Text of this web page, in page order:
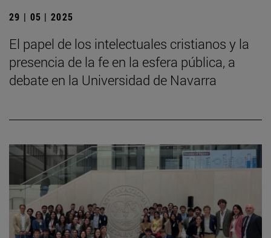
29 | 05 | 2025
El papel de los intelectuales cristianos y la
presencia de la fe en la esfera pública, a
debate en la Universidad de Navarra